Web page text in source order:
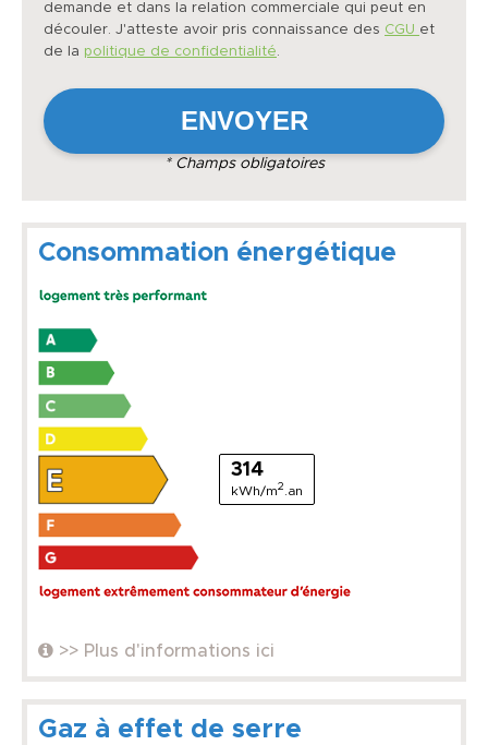
demande et dans la relation commerciale qui peut en
découler. J'atteste avoir pris connaissance des CGU et
de la politique de confidentialité.
* Champs obligatoires
Consommation énergétique
314
kWh/m2 .an
>> Plus d'informations ici
Gaz à effet de serre